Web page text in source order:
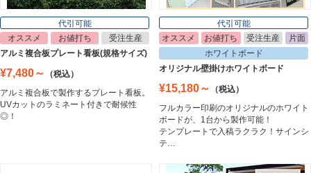
イーゼル
Easel
ホワイトボード
White Board
代引可能
オススメ
お値打ち
受注生産
アルミ複合板プレート看板(規格サイズ)
¥7,480～
（税込）
アルミ複合板で製作するプレート看板。
UVカットのラミネート付きで耐候性
◎！
代引可能
オススメ
お値打ち 受注生産
片面
ホワイトボード
オリジナル壁掛けホワイトボード
¥15,180～
（税込）
フルカラー印刷のオリジナルのホワイト
ボードが、1台から製作可能！
テンプレートで入稿ラクラク！サインシ
テ…